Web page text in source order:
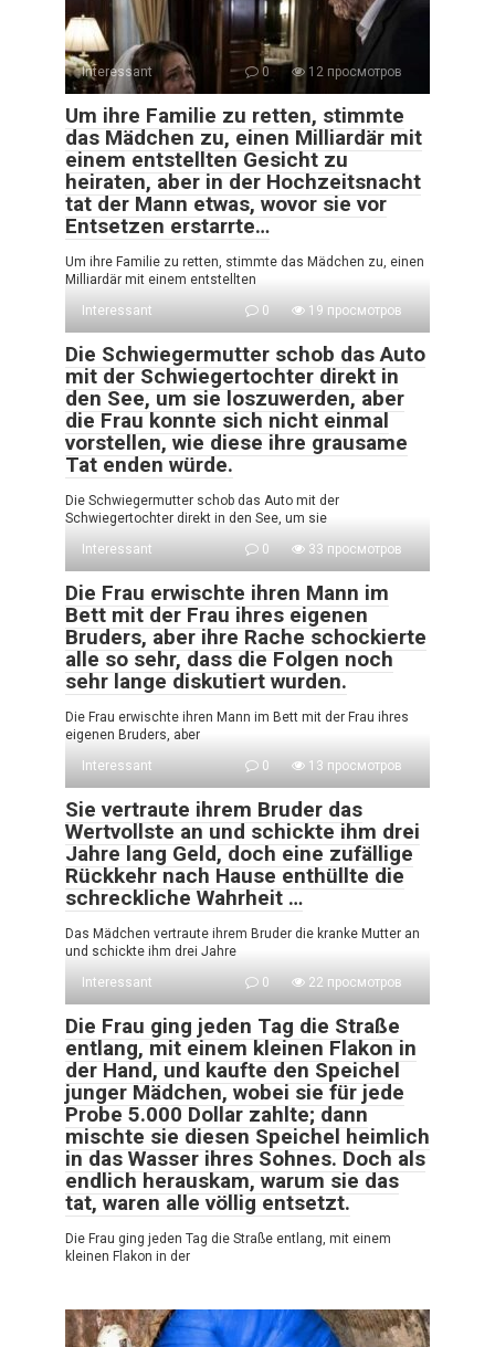
Interessant 0 12 просмотров
Um ihre Familie zu retten, stimmte
das Mädchen zu, einen Milliardär mit
einem entstellten Gesicht zu
heiraten, aber in der Hochzeitsnacht
tat der Mann etwas, wovor sie vor
Entsetzen erstarrte…
Um ihre Familie zu retten, stimmte das Mädchen zu, einen
Milliardär mit einem entstellten
Interessant
0 19 просмотров
Die Schwiegermutter schob das Auto
mit der Schwiegertochter direkt in
den See, um sie loszuwerden, aber
die Frau konnte sich nicht einmal
vorstellen, wie diese ihre grausame
Tat enden würde.
Die Schwiegermutter schob das Auto mit der
Schwiegertochter direkt in den See, um sie
Interessant
0 33 просмотров
Die Frau erwischte ihren Mann im
Bett mit der Frau ihres eigenen
Bruders, aber ihre Rache schockierte
alle so sehr, dass die Folgen noch
sehr lange diskutiert wurden.
Die Frau erwischte ihren Mann im Bett mit der Frau ihres
eigenen Bruders, aber
Interessant
0 13 просмотров
Sie vertraute ihrem Bruder das
Wertvollste an und schickte ihm drei
Jahre lang Geld, doch eine zufällige
Rückkehr nach Hause enthüllte die
schreckliche Wahrheit …
Das Mädchen vertraute ihrem Bruder die kranke Mutter an
und schickte ihm drei Jahre
Interessant
0 22 просмотров
Die Frau ging jeden Tag die Straße
entlang, mit einem kleinen Flakon in
der Hand, und kaufte den Speichel
junger Mädchen, wobei sie für jede
Probe 5.000 Dollar zahlte; dann
mischte sie diesen Speichel heimlich
in das Wasser ihres Sohnes. Doch als
endlich herauskam, warum sie das
tat, waren alle völlig entsetzt.
Die Frau ging jeden Tag die Straße entlang, mit einem
kleinen Flakon in der